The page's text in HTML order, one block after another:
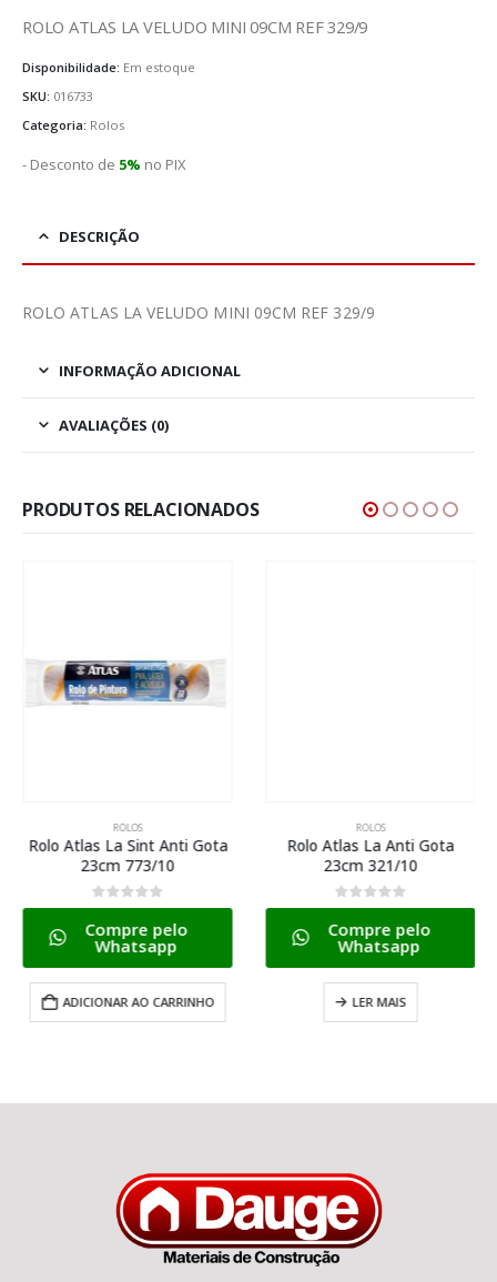
ROLO ATLAS LA VELUDO MINI 09CM REF 329/9
Disponibilidade: Em estoque
SKU: 016733
Categoria: Rolos
- Desconto de 5% no PIX
DESCRIÇÃO
ROLO ATLAS LA VELUDO MINI 09CM REF 329/9
INFORMAÇÃO ADICIONAL
AVALIAÇÕES (0)
PRODUTOS RELACIONADOS
ROLOS
Rolo Atlas La Sint Anti Gota
23cm 773/10
0de 5
Compre pelo
Whatsapp
ADICIONAR AO CARRINHO
ROLOS
Rolo Atlas La Anti Gota
23cm 321/10
0de 5
Compre pelo
Whatsapp
LER MAIS